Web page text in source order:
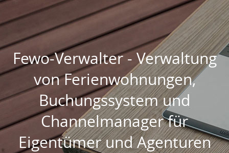
Fewo-Verwalter - Verwaltung
von Ferienwohnungen,
Buchungssystem und
Channelmanager für
Eigentümer und Agenturen